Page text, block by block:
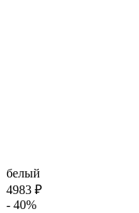
белый
4983 ₽
- 40%